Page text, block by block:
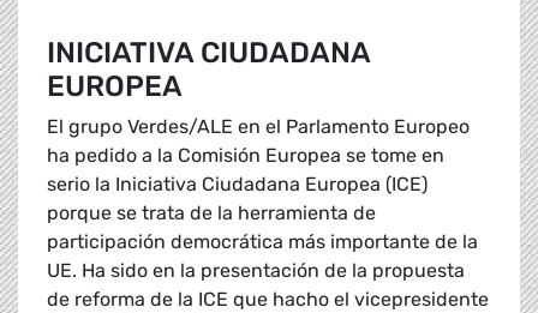
INICIATIVA CIUDADANA
EUROPEA
El grupo Verdes/ALE en el Parlamento Europeo
ha pedido a la Comisión Europea se tome en
serio la Iniciativa Ciudadana Europea (ICE)
porque se trata de la herramienta de
participación democrática más importante de la
UE. Ha sido en la presentación de la propuesta
de reforma de la ICE que hacho el vicepresidente